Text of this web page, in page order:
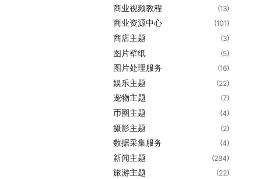
商业视频教程 (13)
商业资源中心 (101)
商店主题 (3)
图片壁纸 (5)
图片处理服务 (16)
娱乐主题 (22)
宠物主题 (7)
币圈主题 (4)
摄影主题 (2)
数据采集服务 (4)
新闻主题 (284)
旅游主题 (22)